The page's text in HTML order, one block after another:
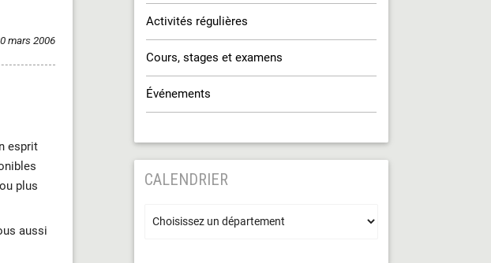
mars 2006
esprit
plus
aussi
Activités régulières
Cours, stages et examens
Événements
CALENDRIER